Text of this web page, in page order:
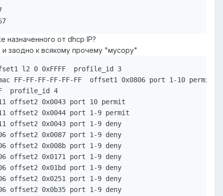
назначенного от dhcp IP?
заодно к всякому прочему "мусору"
l2 0 0xFFFF  profile_id 3
FF-FF-FF-FF-FF  offset1 0x0806 port 1-10 permit
profile_id 4
offset2 0x0043 port 10 permit
offset2 0x0044 port 1-9 permit
offset2 0x0043 port 1-9 deny
offset2 0x0087 port 1-9 deny
offset2 0x008b port 1-9 deny
offset2 0x0171 port 1-9 deny
offset2 0x01bd port 1-9 deny
offset2 0x0251 port 1-9 deny
offset2 0x0b35 port 1-9 deny